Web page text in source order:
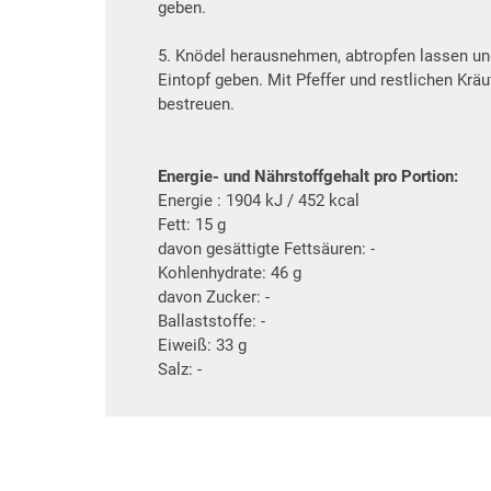
geben.
5. Knödel herausnehmen, abtropfen lassen
Eintopf geben. Mit Pfeffer und restlichen
bestreuen.
Energie- und Nährstoffgehalt pro Portion:
Energie : 1904 kJ / 452 kcal
Fett: 15 g
davon gesättigte Fettsäuren: -
Kohlenhydrate: 46 g
davon Zucker: -
Ballaststoffe: -
Eiweiß: 33 g
Salz: -